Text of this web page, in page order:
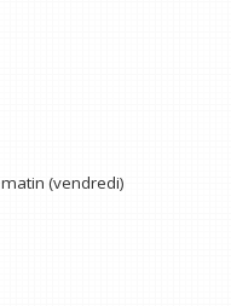
(vendredi)